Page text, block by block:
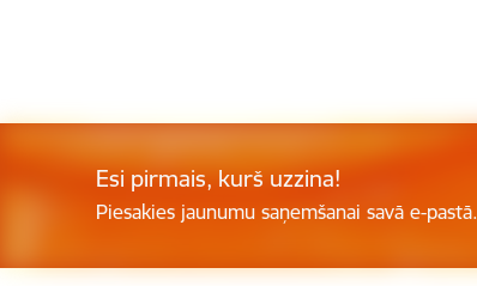
Esi pirmais, kurš uzzina!
Piesakies jaunumu saņemšanai savā e-pastā.